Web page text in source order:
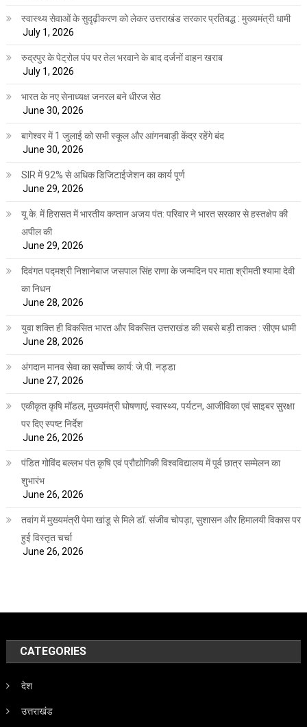
स्वास्थ्य सेवाओं के सुदृढ़ीकरण को लेकर उत्तराखंड सरकार प्रतिबद्ध : मुख्यमंत्री धामी
July 1, 2026
रुद्रपुर के पेट्रोल पंप पर तेल भरवाने के बाद दर्जनों वाहन खराब
July 1, 2026
भारत के नए सेनाध्यक्ष जनरल बने धीरज सेठ
June 30, 2026
बागेश्वर में 1 जुलाई को सभी स्कूल और आंगनबाड़ी केंद्र रहेंगे बंद
June 30, 2026
SIR में 92% से अधिक डिजिटाईजेशन का कार्य पूर्ण
June 29, 2026
यू.के. में हिरासत में भारतीय कप्तान अजय पंत: परिवार ने भारत सरकार से हस्तक्षेप की
अपील की
June 29, 2026
दिवंगत पद्मश्री निशानेबाज जसपाल सिंह राणा के जन्मदिन पर माता श्रीमती श्यामा देवी
का निधन
June 28, 2026
युवा शक्ति ही विकसित भारत और विकसित उत्तराखंड की सबसे बड़ी ताकत : सीएम धामी
June 28, 2026
अंगदान मानव सेवा का सर्वोच्च कार्य: जे.पी. नड्डा
June 27, 2026
एकीकृत कृषि मॉडल, मुख्यमंत्री घोषणाएं, स्वास्थ्य, पर्यटन, आजीविका एवं साइबर सुरक्षा
पर दिए स्पष्ट निर्देश
June 26, 2026
पंडित गोविंद बल्लभ पंत कृषि एवं प्रौद्योगिकी विश्वविद्यालय में पूर्व छात्र सम्मेलन का
शुभारंभ
June 26, 2026
तवांग में मुख्यमंत्री पेमा खांडू से मिले डॉ. संजीव चोपड़ा, सुशासन और हिमालयी विकास पर
हुई विस्तृत चर्चा
June 26, 2026
CATEGORIES
देश
उत्तराखंड